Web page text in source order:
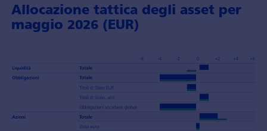
Allocazione tattica degli asset per
maggio 2026 (EUR)